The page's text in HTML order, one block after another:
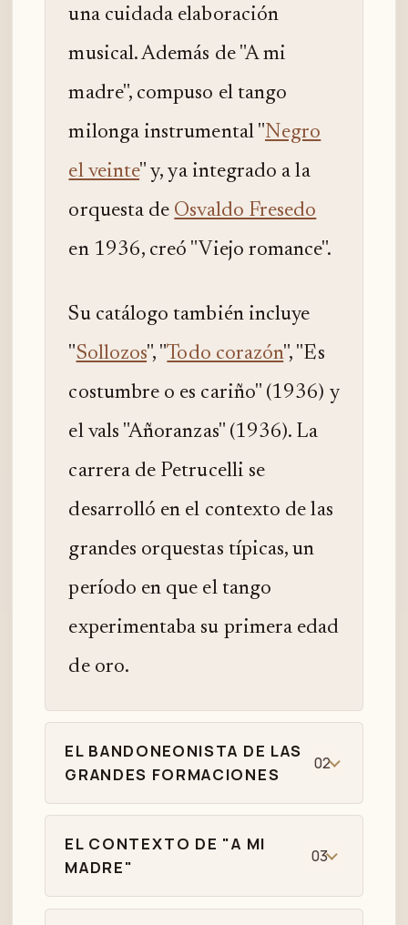
una cuidada elaboración
musical. Además de "A mi
madre", compuso el tango
milonga instrumental "Negro
el veinte" y, ya integrado a la
orquesta de Osvaldo Fresedo
en 1936, creó "Viejo romance".
Su catálogo también incluye
"Sollozos", "Todo corazón", "Es
costumbre o es cariño" (1936) y
el vals "Añoranzas" (1936). La
carrera de Petrucelli se
desarrolló en el contexto de las
grandes orquestas típicas, un
período en que el tango
experimentaba su primera edad
de oro.
EL BANDONEONISTA DE LAS
GRANDES FORMACIONES
02
EL CONTEXTO DE "A MI
MADRE"
03